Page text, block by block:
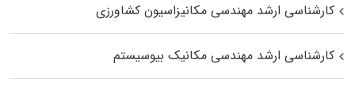
کارشناسی ارشد مهندسی مکانیزاسیون کشاورزی
کارشناسی ارشد مهندسی مکانیک بیوسیستم